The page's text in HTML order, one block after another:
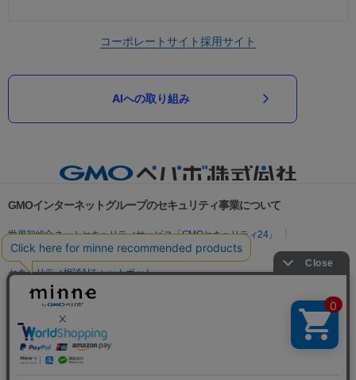
コーポレートサイト採用サイト
AIへの取り組み
GMOインターネットグループのセキュリティ事業について
世界初総合ネットセキュリティサービス「GMOセキュリティ24」
パスワード漏洩診断
Webサイトリスク診断
セキュリティ相談AIチャットボット
実在証明・盗聴対策
サイバー攻撃対策（GMO Flatt Security）
セキュリティ事業の軌跡